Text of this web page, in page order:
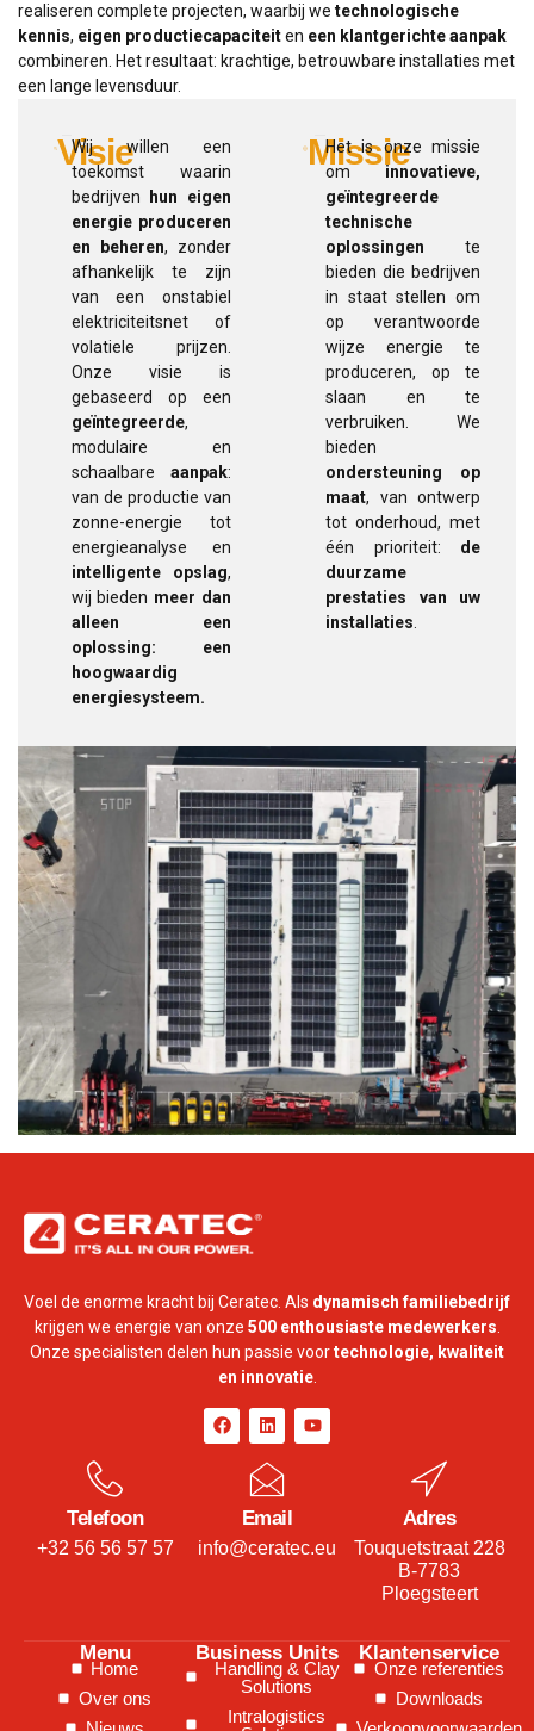
realiseren complete projecten, waarbij we technologische
kennis, eigen productiecapaciteiten een klantgerichte aanpak
combineren. Het resultaat: krachtige, betrouwbare installaties met
een lange levensduur.
Visie
Wij willen een
toekomst waarin
bedrijven
hun eigen
energie produceren
en beheren, zonder
afhankelijk te zijn
van een onstabiel
elektriciteitsnet of
volatiele prijzen.
Onze visie is
gebaseerd op een
geïntegreerde,
modulaire en
schaalbare aanpak:
van de productie van
zonne-energie tot
energieanalyse en
intelligente opslag,
wij bieden meer dan
alleen een
oplossing: een
hoogwaardig
energiesysteem.
Missie
Het is onze missie
om innovatieve,
geïntegreerde
technische
oplossingen te
bieden die bedrijven
in staat stellen om
op verantwoorde
wijze energie te
produceren, op te
slaan en te
verbruiken. We
bieden
ondersteuning op
maat, van ontwerp
tot onderhoud, met
één prioriteit: de
duurzame
prestaties van uw
installaties.
Voel de enorme kracht bij Ceratec. Als dynamisch familiebedrijf
krijgen we energie van onze 500 enthousiaste medewerkers.
Onze specialisten delen hun passie voortechnologie, kwaliteit
en innovatie.
Telefoon
+32 56 56 57 57
Email
info@ceratec.eu
Adres
Touquetstraat 228
B-7783
Ploegsteert
Menu
Home
Over ons
Business Units
Handling & Clay
Solutions
Intralogistics
Klantenservice
Onze referenties
Downloads